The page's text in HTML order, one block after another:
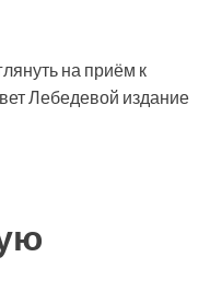
на приём к
Лебедевой издание